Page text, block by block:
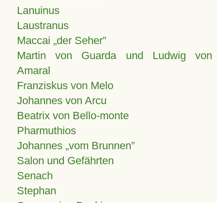
Lanuinus
Laustranus
Maccai „der Seher”
Martin von Guarda und Ludwig von
Amaral
Franziskus von Melo
Johannes von Arcu
Beatrix von Bello-monte
Pharmuthios
Johannes vom Brunnen
Salon und Gefährten
Senach
Stephan